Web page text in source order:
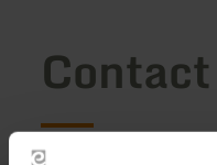
Contact